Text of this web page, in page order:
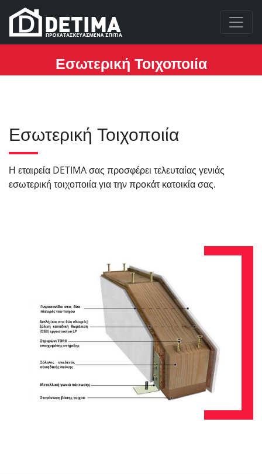
Εσωτερική Τοιχοποιία
Εσωτερική Τοιχοποιία
Η εταιρεία DETIMA σας προσφέρει τελευταίας γενιάς
εσωτερική τοιχοποιία για την προκάτ κατοικία σας.